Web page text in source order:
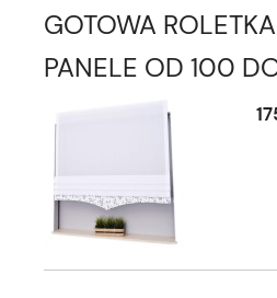
GOTOWA
PANELE OD 100